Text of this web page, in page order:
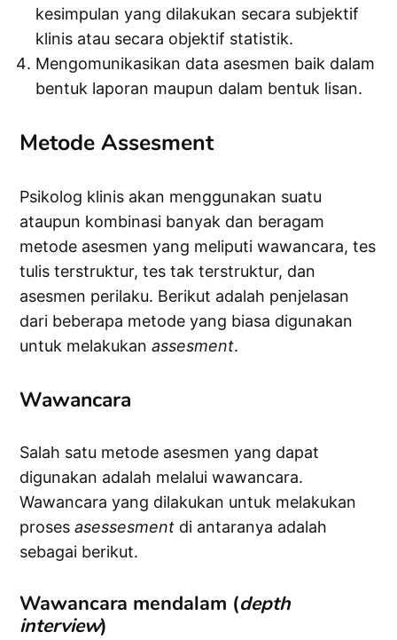
kesimpulan yang dilakukan secara subjektif
klinis atau secara objektif statistik.
Mengomunikasikan data asesmen baik dalam
bentuk laporan maupun dalam bentuk lisan.
Metode Assesment
Psikolog klinis akan menggunakan suatu
ataupun kombinasi banyak dan beragam
metode asesmen yang meliputi wawancara, tes
tulis terstruktur, tes tak terstruktur, dan
asesmen perilaku. Berikut adalah penjelasan
dari beberapa metode yang biasa digunakan
untuk melakukanassesment.
Wawancara
Salah satu metode asesmen yang dapat
digunakan adalah melalui wawancara.
Wawancara yang dilakukan untuk melakukan
prosesasessesment di antaranya adalah
sebagai berikut.
Wawancara mendalam (depth
interview)